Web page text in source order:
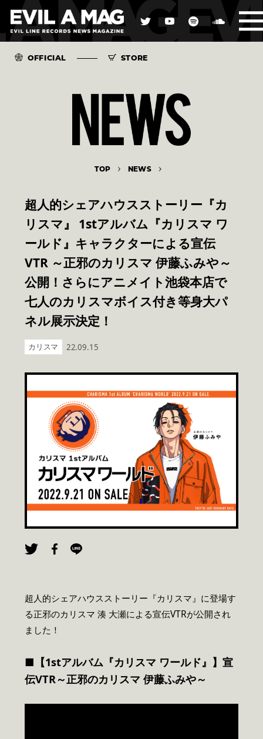
OFFICIAL STORE
TOP NEWS
超人的シェアハウスストーリー『カ
リスマ』 1stアルバム『カリスマ ワ
ールド』キャラクターによる宣伝
VTR ～正邪のカリスマ 伊藤ふみや～
公開！さらにアニメイト池袋本店で
七人のカリスマボイス付き等身大パ
ネル展示決定！
カリスマ 22.09.15
超人的シェアハウスストーリー『カリスマ』に登場す
る正邪のカリスマ 湊 大瀬による宣伝VTRが公開され
ました！
■【1stアルバム『カリスマ ワールド』】宣
伝VTR～正邪のカリスマ 伊藤ふみや～